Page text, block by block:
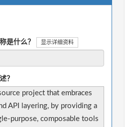
是什么？ 显示详细资料
？
project that embraces
API layering, by providing a
purpose, composable tools